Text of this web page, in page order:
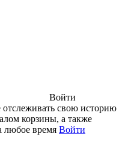
Войти
свою историю
корзины, а также
любое время Войти